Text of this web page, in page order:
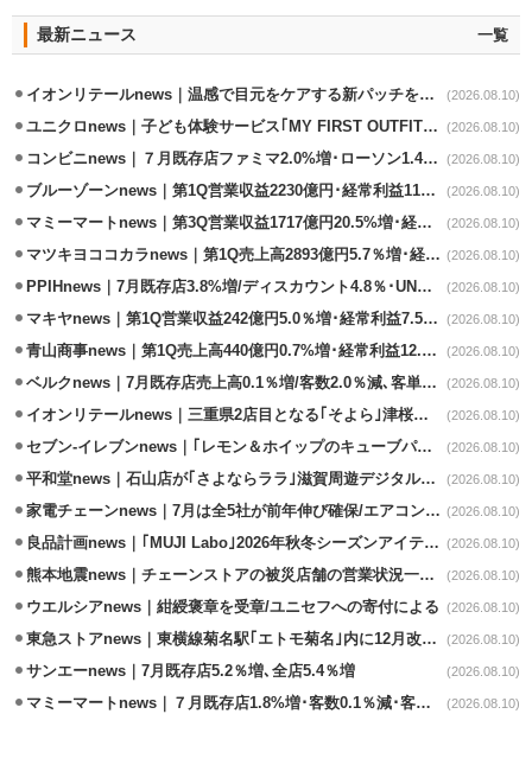
最新ニュース 一覧
イオンリテールnews｜温感で目元をケアする新パッチを8/11発売 (2026.08.10)
ユニクロnews｜子ども体験サービス｢MY FIRST OUTFIT｣96店舗で8/22実施 (2026.08.10)
コンビニnews｜７月既存店ファミマ2.0%増･ローソン1.4%増･セブン0.6％増 (2026.08.10)
ブルーゾーンnews｜第1Q営業収益2230億円･経常利益113億円/実質増収増益 (2026.08.10)
マミーマートnews｜第3Q営業収益1717億円20.5%増･経常利益3.6%増 (2026.08.10)
マツキヨココカラnews｜第1Q売上高2893億円5.7％増･経常利益8.8%増 (2026.08.10)
PPIHnews｜7月既存店3.8%増/ディスカウント4.8％･UNY0.3%増 (2026.08.10)
マキヤnews｜第1Q営業収益242億円5.0％増･経常利益7.5％減 (2026.08.10)
青山商事news｜第1Q売上高440億円0.7%増･経常利益12.1%減 (2026.08.10)
ベルクnews｜7月既存店売上高0.1％増/客数2.0％減､客単価2.1％増 (2026.08.10)
イオンリテールnews｜三重県2店目となる｢そよら｣津桜橋9/11オープン (2026.08.10)
セブン-イレブンnews｜｢レモン＆ホイップのキューブパン｣8/11発売 (2026.08.10)
平和堂news｜石山店が｢さよならララ｣滋賀周遊デジタルラリースポットに選定 (2026.08.10)
家電チェーンnews｜7月は全5社が前年伸び確保/エアコン､テレビが好調 (2026.08.10)
良品計画news｜｢MUJI Labo｣2026年秋冬シーズンアイテム発売 (2026.08.10)
熊本地震news｜チェーンストアの被災店舗の営業状況一覧(8/10時点) (2026.08.10)
ウエルシアnews｜紺綬褒章を受章/ユニセフへの寄付による (2026.08.10)
東急ストアnews｜東横線菊名駅｢エトモ菊名｣内に12月改装オープン (2026.08.10)
サンエーnews｜7月既存店5.2％増､全店5.4％増 (2026.08.10)
マミーマートnews｜７月既存店1.8%増･客数0.1％減･客単価1.9％増 (2026.08.10)